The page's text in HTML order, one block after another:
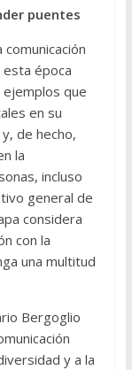
puentes
esta época
ejemplos que
en su
y, de hecho,
la
incluso
general de
considera
con la
una multitud
Bergoglio
y a la